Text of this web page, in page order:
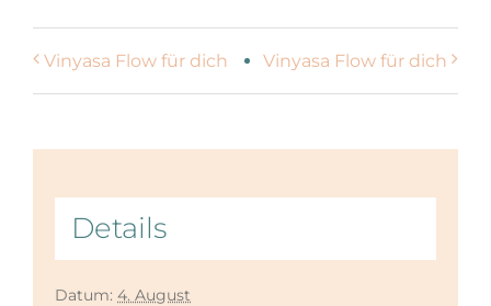
Vinyasa Flow für dich Vinyasa Flow für dich
Details
Datum: 4. August